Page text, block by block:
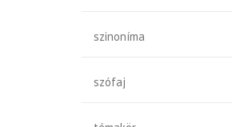
szinoníma
szófaj